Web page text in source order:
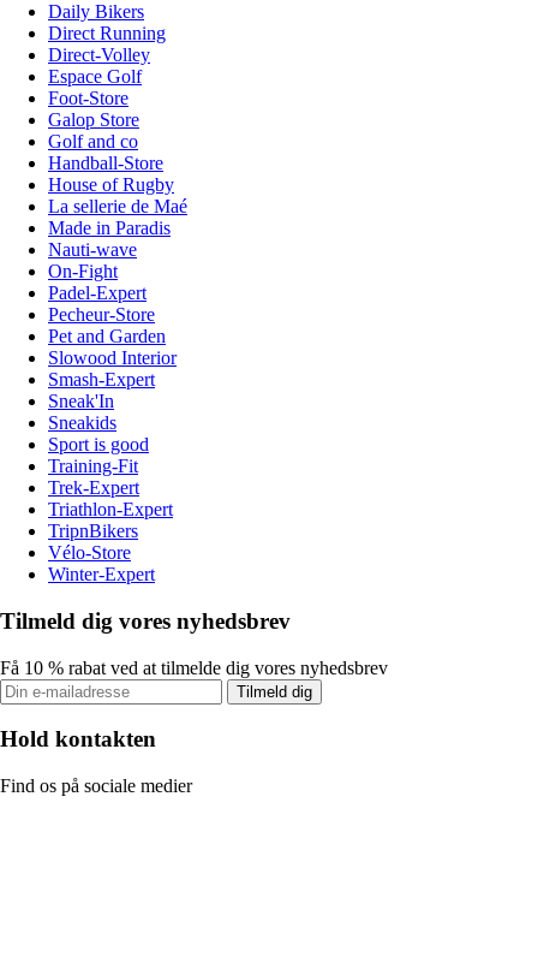
Daily Bikers
Direct Running
Direct-Volley
Espace Golf
Foot-Store
Galop Store
Golf and co
Handball-Store
House of Rugby
La sellerie de Maé
Made in Paradis
Nauti-wave
On-Fight
Padel-Expert
Pecheur-Store
Pet and Garden
Slowood Interior
Smash-Expert
Sneak'In
Sneakids
Sport is good
Training-Fit
Trek-Expert
Triathlon-Expert
TripnBikers
Vélo-Store
Winter-Expert
Tilmeld dig vores nyhedsbrev
Få 10 % rabat ved at tilmelde dig vores nyhedsbrev
Tilmeld dig
Hold kontakten
Find os på sociale medier